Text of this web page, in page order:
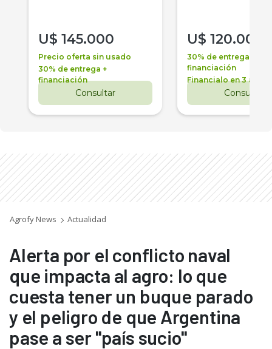
U$ 145.000
Precio oferta sin usado
30% de entrega +
financiación
Consultar
U$ 120.000
30% de entrega +
financiación
Financialo en 3 años
Consultar
Agrofy News Actualidad
Alerta por el conflicto naval
que impacta al agro: lo que
cuesta tener un buque parado
y el peligro de que Argentina
pase a ser "país sucio"